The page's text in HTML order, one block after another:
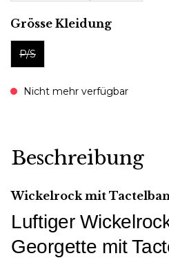
Grösse Kleidung
P/S
Nicht mehr verfügbar
Beschreibung
Wickelrock mit
Luftiger
Georgette mit